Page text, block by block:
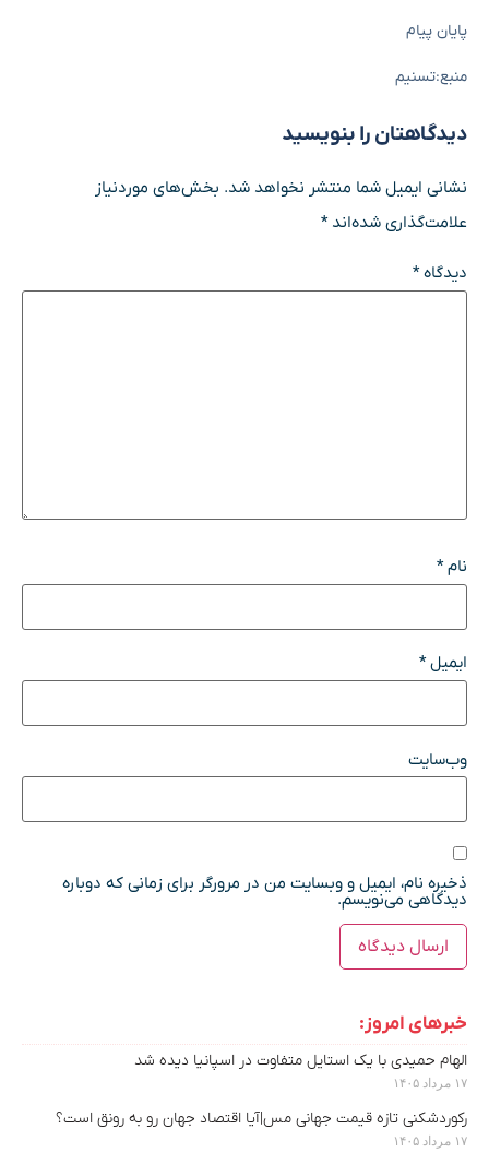
پایان پیام
منبع:تسنیم
دیدگاهتان را بنویسید
نشانی ایمیل شما منتشر نخواهد شد. بخش‌های موردنیاز
علامت‌گذاری شده‌اند*
دیدگاه*
نام*
ایمیل*
وب‌سایت
ذخیره نام، ایمیل و وبسایت من در مرورگر برای زمانی که دوباره
دیدگاهی می‌نویسم.
خبرهای امروز:
الهام حمیدی با یک استایل متفاوت در اسپانیا دیده شد
۱۷ مرداد ۱۴۰۵
رکوردشکنی تازه قیمت جهانی مس|آیا اقتصاد جهان رو به رونق است؟
۱۷ مرداد ۱۴۰۵